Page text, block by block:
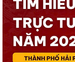
Đồng chí Bí thư Đảng
người có công với cách
Khai mạc Lễ hội
Đặc khu Cát Hải